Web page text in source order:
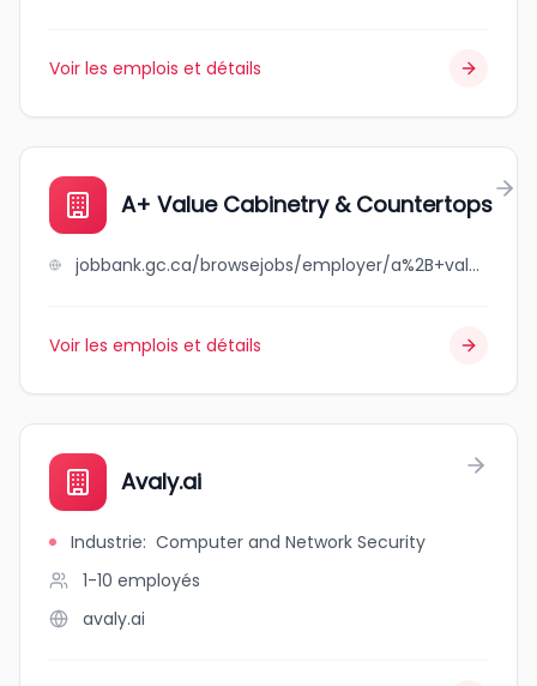
Voir les emplois et détails
A+ Value Cabinetry & Countertops
jobbank.gc.ca/browsejobs/employer/a%2B+value+cabinetry+%26+countertops/ca
Voir les emplois et détails
Avaly.ai
Industrie: Computer and Network Security
1-10 employés
avaly.ai